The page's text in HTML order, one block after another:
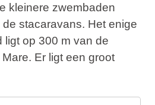
kleinere zwembaden
stacaravans. Het enige
ligt op 300 m van de
Er ligt een groot